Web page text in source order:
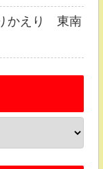
かえり 東南